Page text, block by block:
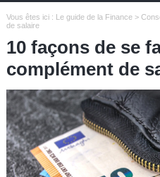
Vous êtes ici : Le guide de la Finance>
de salaire
10 façons de se
complément de